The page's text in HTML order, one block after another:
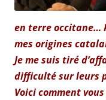
en terre occitane…
mes origines
Je me suis tiré
difficulté sur leurs
Voici comment